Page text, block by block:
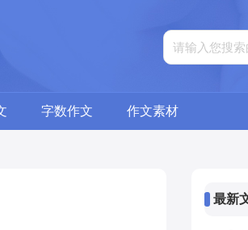
字数作文 作文素材
最新